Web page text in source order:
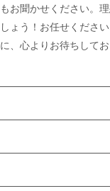
もお聞かせください。
しょう！お任せくださ
に、心よりお待ちしてお